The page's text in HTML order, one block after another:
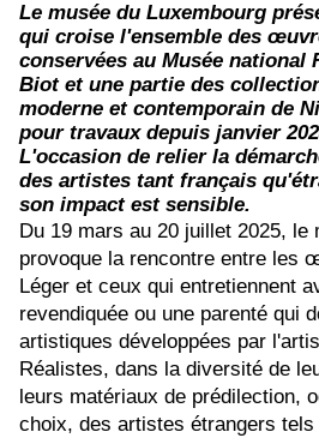
Le musée du Luxembourg
qui croise l'ensemble des
conservées au Musée national
Biot et une partie des
moderne et contemporain de
pour travaux depuis janvier
L'occasion de relier la
des artistes tant français
son impact est sensible.
Du 19 mars au 20 juillet 2025, le
provoque la rencontre entre les
Léger et ceux qui entretiennent
revendiquée ou une parenté qui
artistiques développées par
Réalistes, dans la diversité de
leurs matériaux de prédilection,
choix, des artistes étrangers